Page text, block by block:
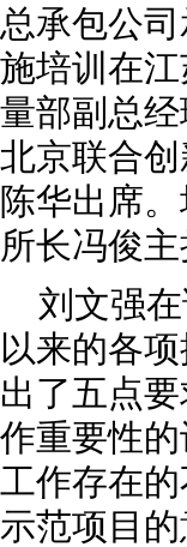
总承包公
施培训在
量部副总
北京联合
陈华出席
所长冯俊主
刘文强
以来的各
出了五点
作重要性
工作存在
示范项目